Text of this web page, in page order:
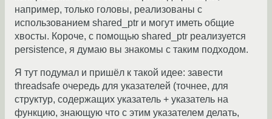
например, только головы, реализованы с
использованием shared_ptr и могут иметь общие
хвосты. Короче, с помощью shared_ptr реализуется
persistence, я думаю вы знакомы с таким подходом.
Я тут подумал и пришёл к такой идее: завести
threadsafe очередь для указателей (точнее, для
структур, содержащих указатель + указатель на
функцию, знающую что с этим указателем делать,